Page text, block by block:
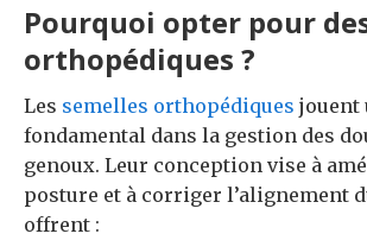
Pourquoi opter pour
orthopédiques ?
Les semelles orthopédiques jouent
fondamental dans la gestion des
genoux. Leur conception vise à
posture et à corriger l’alignement
offrent :